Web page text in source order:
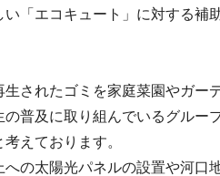
「エコキュート」に対する補
されたゴミを家庭菜園やガー
普及に取り組んでいるグルー
えております。
の太陽光パネルの設置や河口